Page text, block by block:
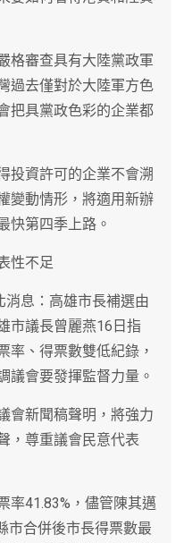
格審查具有大陸黨政軍
過去僅對於大陸軍方色
把具黨政色彩的企業都
投資許可的企業不會溯
變動情形，將適用新辦
快第四季上路。
性不足
消息：高雄市長補選由
市議長曾麗燕16日指
率、得票數雙低紀錄，
議會要發揮監督力量。
會新聞稿聲明，將強力
，尊重議會民意代表
率41.83%，儘管陳其邁
市合併後市長得票數最